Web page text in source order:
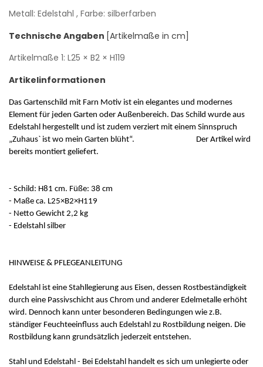
Metall: Edelstahl , Farbe: silberfarben
Technische Angaben [Artikelmaße in cm]
Artikelmaße 1: L25 × B2 × H119
Artikelinformationen
Das Gartenschild mit Farn Motiv ist ein elegantes und modernes
Element für jeden Garten oder Außenbereich. Das Schild wurde aus
Edelstahl hergestellt und ist zudem verziert mit einem Sinnspruch
„Zuhaus` ist wo mein Garten blüht“. Der Artikel wird
bereits montiert geliefert.
- Schild: H81 cm. Füße: 38 cm
- Maße ca. L25×B2×H119
- Netto Gewicht 2,2 kg
- Edelstahl silber
HINWEISE & PFLEGEANLEITUNG
Edelstahl ist eine Stahllegierung aus Eisen, dessen Rostbeständigkeit
durch eine Passivschicht aus Chrom und anderer Edelmetalle erhöht
wird. Dennoch kann unter besonderen Bedingungen wie z.B.
ständiger Feuchteeinfluss auch Edelstahl zu Rostbildung neigen. Die
Rostbildung kann grundsätzlich jederzeit entstehen.
Stahl und Edelstahl - Bei Edelstahl handelt es sich um unlegierte oder